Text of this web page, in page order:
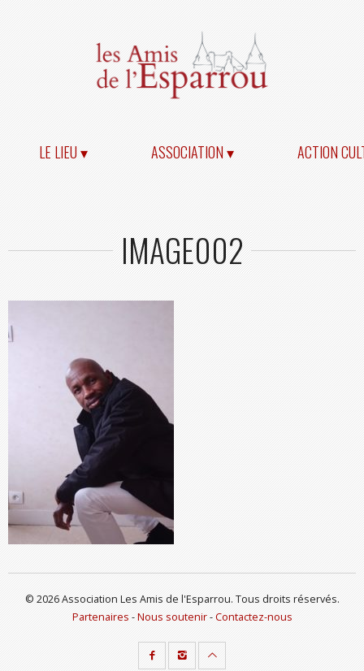
LE LIEU ▾ ASSOCIATION ▾ ACTION
IMAGE002
© 2026 Association Les Amis de l'Esparrou. Tous droits réservés.
Partenaires -Nous soutenir-Contactez-nous